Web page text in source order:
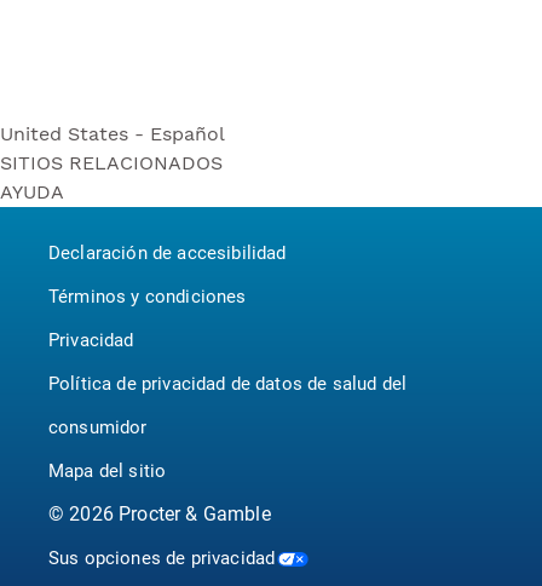
United States - Español
United States - Español
United States - English
Canada - Français
SITIOS RELACIONADOS
Bounty
P&G BrandSaver
Pampers
AYUDA
Declaración de accesibilidad
Términos y condiciones
Privacidad
Política de privacidad de datos de salud del
consumidor
Mapa del sitio
©2026Procter & Gamble
Sus opciones de privacidad